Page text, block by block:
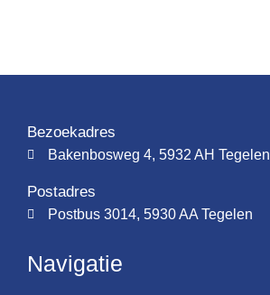
Bezoekadres
Bakenbosweg 4, 5932 AH Tegelen
Postadres
Postbus 3014, 5930 AA Tegelen
Navigatie